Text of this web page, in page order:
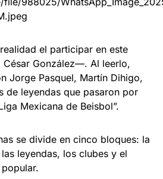
el participar en este
González—. Al leerlo,
Jorge Pasquel, Martín Dihigo,
de leyendas que pasaron por
Mexicana de Beisbol”.
se divide en cinco bloques: la
leyendas, los clubes y el